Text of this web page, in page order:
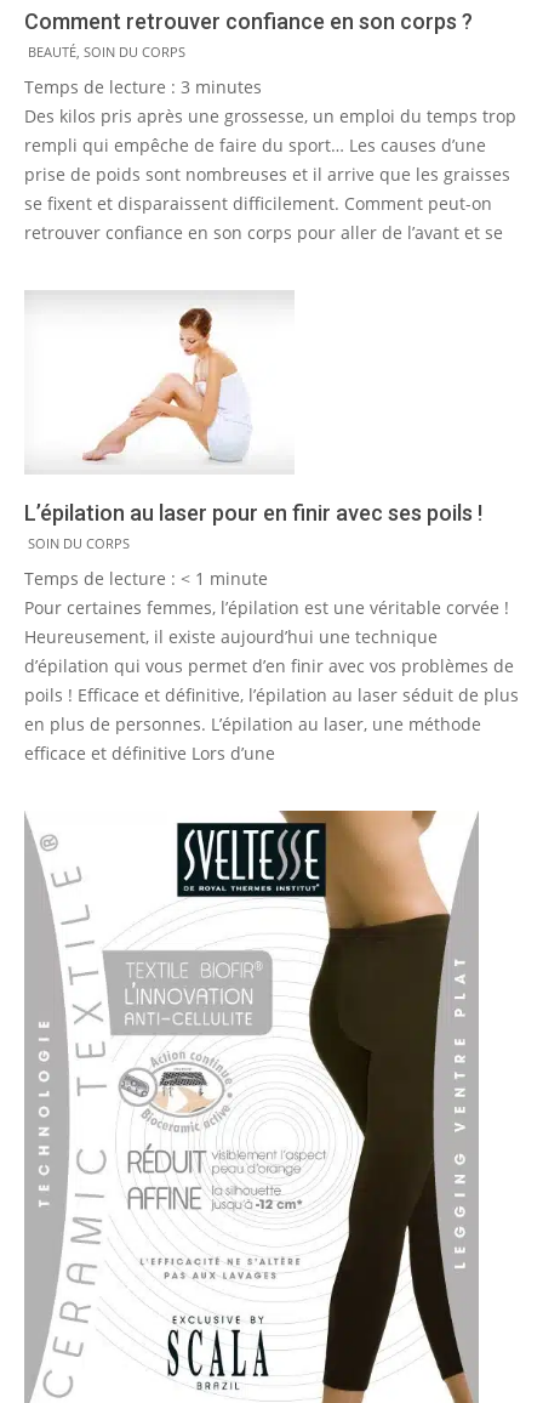
Comment retrouver confiance en son corps ?
2015-
08-
17
BEAUTÉ SOIN DU CORPS
Temps de lecture : 3 minutes
Des kilos pris après une grossesse, un emploi du temps trop
rempli qui empêche de faire du sport… Les causes d’une
prise de poids sont nombreuses et il arrive que les graisses
se fixent et disparaissent difficilement. Comment peut-on
retrouver confiance en son corps pour aller de l’avant et se
L’épilation au laser pour en finir avec ses poils !
2014-
11-
18
SOIN DU CORPS
Temps de lecture : < 1 minute
Pour certaines femmes, l’épilation est une véritable corvée !
Heureusement, il existe aujourd’hui une technique
d’épilation qui vous permet d’en finir avec vos problèmes de
poils ! Efficace et définitive, l’épilation au laser séduit de plus
en plus de personnes. L’épilation au laser, une méthode
efficace et définitive Lors d’une